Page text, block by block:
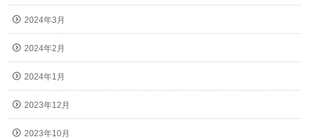
2024年3月
2024年2月
2024年1月
2023年12月
2023年10月